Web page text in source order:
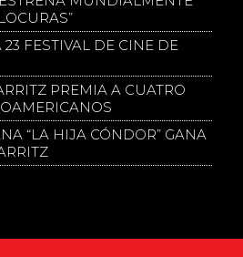
FESTIVAL DE CINE DE
PREMIA A CUATRO
“LA HIJA CÓNDOR” GANA